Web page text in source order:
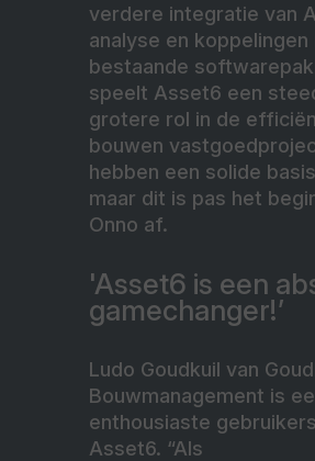
verdere integratie van
analyse en koppelingen
bestaande
speelt Asset6 een
grotere rol in de
bouwen
hebben een solide
maar dit is pas het
Onno af.
'Asset6 is een
gamechanger!’
Ludo Goudkuil van
Bouwmanagement is
enthousiaste
Asset6. “Als